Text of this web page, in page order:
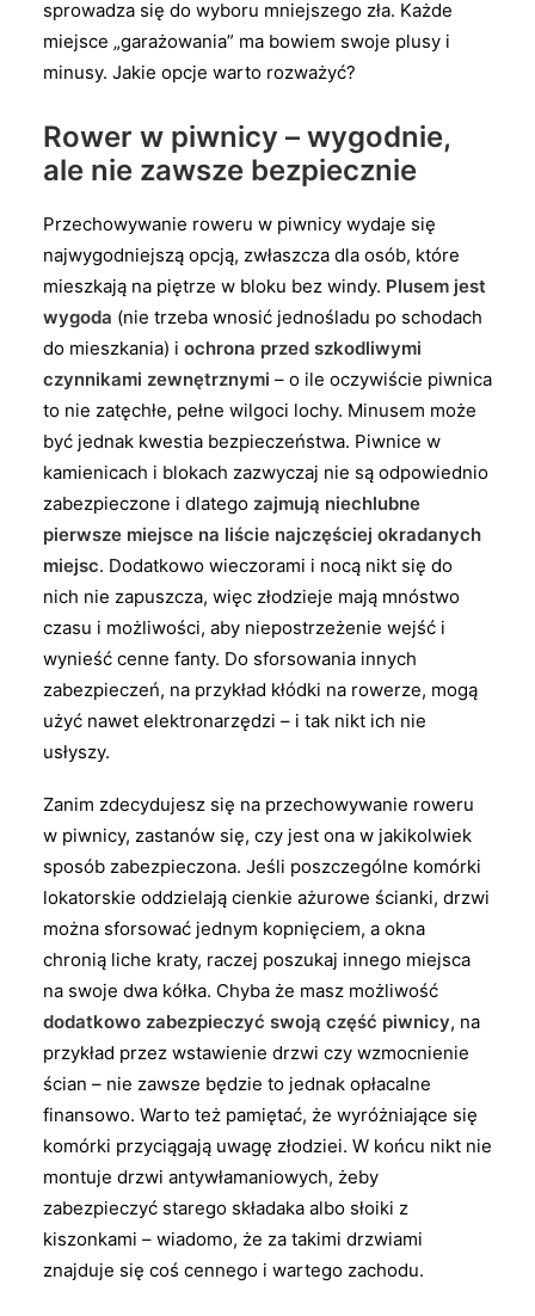
sprowadza się do wyboru mniejszego zła. Każde
miejsce „garażowania” ma bowiem swoje plusy i
minusy. Jakie opcje warto rozważyć?
Rower w piwnicy – wygodnie,
ale nie zawsze bezpiecznie
Przechowywanie roweru w piwnicy wydaje się
najwygodniejszą opcją, zwłaszcza dla osób, które
mieszkają na piętrze w bloku bez windy. Plusem jest
wygoda (nie trzeba wnosić jednośladu po schodach
do mieszkania) i ochrona przed szkodliwymi
czynnikami zewnętrznymi – o ile oczywiście piwnica
to nie zatęchłe, pełne wilgoci lochy. Minusem może
być jednak kwestia bezpieczeństwa. Piwnice w
kamienicach i blokach zazwyczaj nie są odpowiednio
zabezpieczone i dlatego zajmują niechlubne
pierwsze miejsce na liście najczęściej okradanych
miejsc. Dodatkowo wieczorami i nocą nikt się do
nich nie zapuszcza, więc złodzieje mają mnóstwo
czasu i możliwości, aby niepostrzeżenie wejść i
wynieść cenne fanty. Do sforsowania innych
zabezpieczeń, na przykład kłódki na rowerze, mogą
użyć nawet elektronarzędzi – i tak nikt ich nie
usłyszy.
Zanim zdecydujesz się na przechowywanie roweru
w piwnicy, zastanów się, czy jest ona w jakikolwiek
sposób zabezpieczona. Jeśli poszczególne komórki
lokatorskie oddzielają cienkie ażurowe ścianki, drzwi
można sforsować jednym kopnięciem, a okna
chronią liche kraty, raczej poszukaj innego miejsca
na swoje dwa kółka. Chyba że masz możliwość
dodatkowo zabezpieczyć swoją część piwnicy, na
przykład przez wstawienie drzwi czy wzmocnienie
ścian – nie zawsze będzie to jednak opłacalne
finansowo. Warto też pamiętać, że wyróżniające się
komórki przyciągają uwagę złodziei. W końcu nikt nie
montuje drzwi antywłamaniowych, żeby
zabezpieczyć starego składaka albo słoiki z
kiszonkami – wiadomo, że za takimi drzwiami
znajduje się coś cennego i wartego zachodu.